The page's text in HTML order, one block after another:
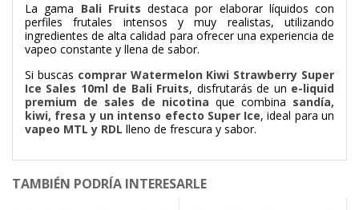
La gama Bali Fruits destaca por elaborar líquidos con
perfiles frutales intensos y muy realistas, utilizando
ingredientes de alta calidad para ofrecer una experiencia de
vapeo constante y llena de sabor.
Si buscas comprar Watermelon Kiwi Strawberry Super
Ice Sales 10ml de Bali Fruits, disfrutarás de un e-liquid
premium de sales de nicotina que combina sandía,
kiwi, fresa y un intenso efecto Super Ice, ideal para un
vapeo MTL y RDL lleno de frescura y sabor.
TAMBIÉN PODRÍA INTERESARLE